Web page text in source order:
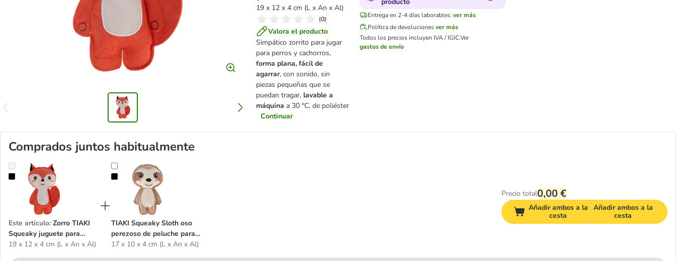
19 x 12 x 4 cm (L x An x Al)
(0)
Valora el producto
Simpático zorrito para jugar
para perros y cachorros,
forma plana, fácil de
agarrar, con sonido, sin
piezas pequeñas que se
puedan tragar, lavable a
máquina a 30 °C, de poliéster
Continuar
Entrega en 2-4 días laborables: ver más
Política de devoluciones ver más
Todos los precios incluyen IVA / IGIC.Ver
gastos de envío
Comprados juntos habitualmente
Zorro TIAKI Squeaky juguete para perros
Este artículo: Zorro TIAKI
Squeaky juguete para
perros
19 x 12 x 4 cm (L x An x Al)
TIAKI Squeaky Sloth oso perezoso de peluche para perros
TIAKI Squeaky Sloth oso
perezoso de peluche para
perros
17 x 10 x 4 cm (L x An x Al)
Precio total0,00 €
Añadir ambos a la
cesta
Añadir ambos a la
cesta